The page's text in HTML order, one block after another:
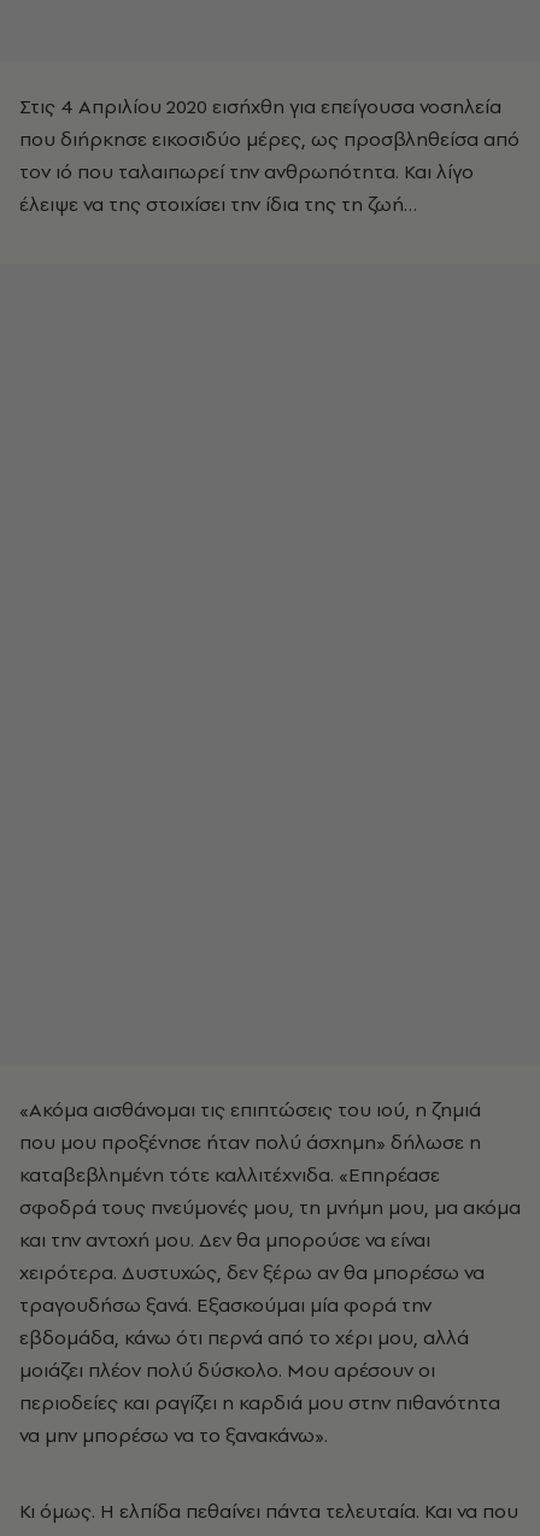
Στις 4 Απριλίου 2020 εισήχθη για επείγουσα νοσηλεία
που διήρκησε εικοσιδύο μέρες, ως προσβληθείσα από
τον ιό που ταλαιπωρεί την ανθρωπότητα. Και λίγο
έλειψε να της στοιχίσει την ίδια της τη ζωή…
«Ακόμα αισθάνομαι τις επιπτώσεις του ιού, η ζημιά
που μου προξένησε ήταν πολύ άσχημη» δήλωσε η
καταβεβλημένη τότε καλλιτέχνιδα. «Επηρέασε
σφοδρά τους πνεύμονές μου, τη μνήμη μου, μα ακόμα
και την αντοχή μου. Δεν θα μπορούσε να είναι
χειρότερα. Δυστυχώς, δεν ξέρω αν θα μπορέσω να
τραγουδήσω ξανά. Εξασκούμαι μία φορά την
εβδομάδα, κάνω ότι περνά από το χέρι μου, αλλά
μοιάζει πλέον πολύ δύσκολο. Μου αρέσουν οι
περιοδείες και ραγίζει η καρδιά μου στην πιθανότητα
να μην μπορέσω να το ξανακάνω».
Κι όμως. Η ελπίδα πεθαίνει πάντα τελευταία. Και να που